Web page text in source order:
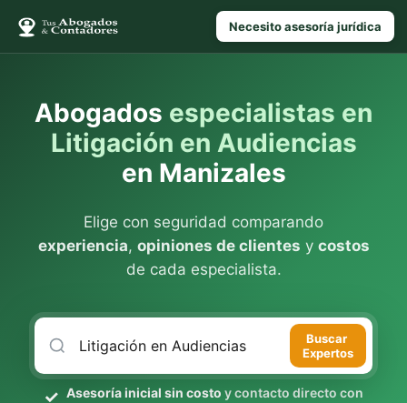
Necesito asesoría jurídica
Abogados especialistas en
Litigación en Audiencias
en Manizales
Elige con seguridad comparando
experiencia, opiniones de clientes y costos
de cada especialista.
Buscar
Expertos
Asesoría inicial sin costo y contacto directo con